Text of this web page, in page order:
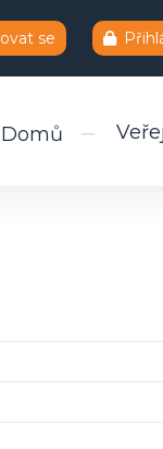
se
Domů